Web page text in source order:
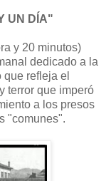
UN DÍA"
y 20 minutos)
dedicado a la
refleja el
terror que imperó
a los presos
"comunes".